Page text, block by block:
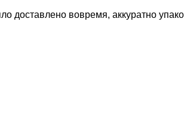
доставлено вовремя, аккуратно